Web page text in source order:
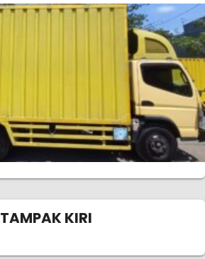
TAMPAK KIRI